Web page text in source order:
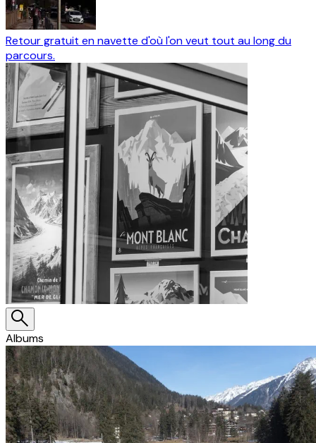
Retour gratuit en navette d'où l'on veut tout au long du
parcours.
Albums